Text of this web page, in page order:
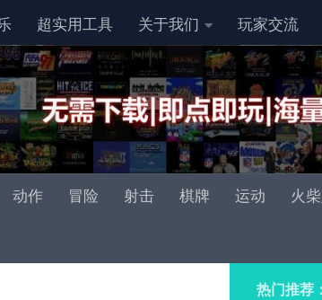
超实用工具 关于我们 玩家交流
动作 冒险 射击 棋牌 运动 火
热门推荐：